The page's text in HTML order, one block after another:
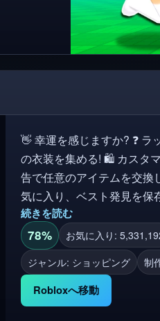
👋 幸運を感じますか? ❓
の衣装を集める! 🛍️ カスタ
告で任意のアイテムを交換
気に入り、ベスト発見を保
衣装アイディアを見つけましょ
のアイテム購入は、Roblox
Roblox体験で使用できます! ⚠️📢 この経験はベータテスト中です!バグ、問題、また
は提案を見つけた場合は、私にメッセー
ログ, 市場, アバターショ
ークリエイター, アバター
続きを読む
78% お気に入り:
ジャンル: ショッピング
制
Robloxへ移動